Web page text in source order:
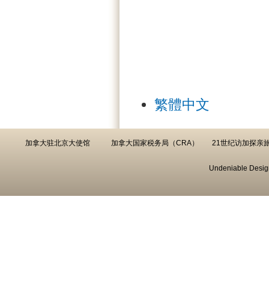
繁體中文
加拿大驻北京大使馆 加拿大国家税务局（CRA） 21世纪访加探亲
Undeniable